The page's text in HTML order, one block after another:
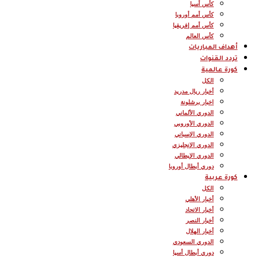
كأس أسيا
كأس أمم أوروبا
كأس أمم إفريقيا
كأس العالم
أهداف المباريات
تردد القنوات
كورة عالمية
الكل
أخبار ريال مدريد
اخبار برشلونة
الدوري الألماني
الدوري الأوروبي
الدوري الإسباني
الدوري الإنجليزي
الدوري الإيطالي
دوري أبطال أوروبا
كورة عربية
الكل
أخبار الأهلي
أخبار الاتحاد
أخبار النصر
أخبار الهلال
الدوري السعودي
دوري أبطال أسيا